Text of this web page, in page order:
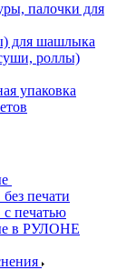
палочки для
для шашлыка
роллы)
упаковка
печати
печатью
в РУЛОНЕ